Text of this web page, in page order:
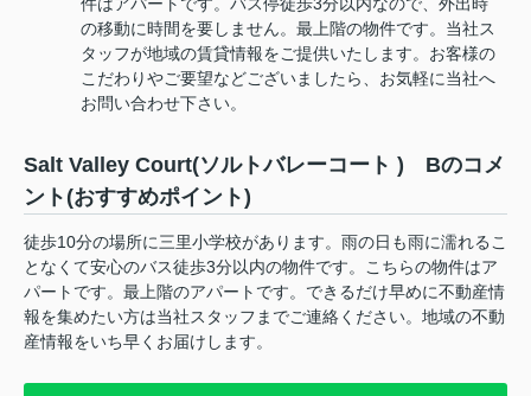
件はアパートです。バス停徒歩3分以内なので、外出時
の移動に時間を要しません。最上階の物件です。当社ス
タッフが地域の賃貸情報をご提供いたします。お客様の
こだわりやご要望などございましたら、お気軽に当社へ
お問い合わせ下さい。
Salt Valley Court(ソルトバレーコート ) Bのコメ
ント(おすすめポイント)
徒歩10分の場所に三里小学校があります。雨の日も雨に濡れるこ
となくて安心のバス徒歩3分以内の物件です。こちらの物件はア
パートです。最上階のアパートです。できるだけ早めに不動産情
報を集めたい方は当社スタッフまでご連絡ください。地域の不動
産情報をいち早くお届けします。